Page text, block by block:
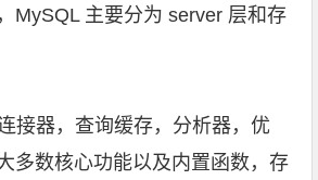
MySQL 主要分为 server 层和存
接器，查询缓存，分析器，优
多数核心功能以及内置函数，存